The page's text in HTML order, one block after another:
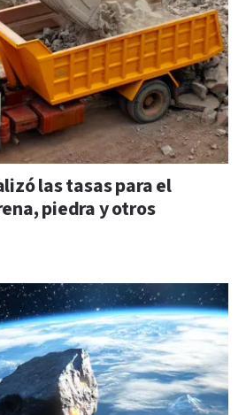
las tasas para el
piedra y otros